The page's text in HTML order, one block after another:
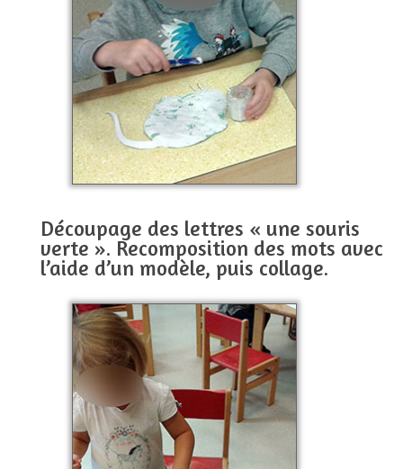
Découpage des lettres « une souris
verte ». Recomposition des mots avec
l’aide d’un modèle, puis collage.